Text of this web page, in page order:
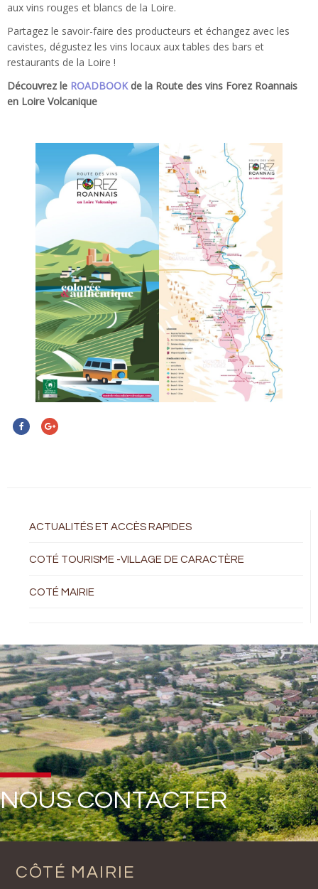
aux vins rouges et blancs de la Loire.
Partagez le savoir-faire des producteurs et échangez avec les
cavistes, dégustez les vins locaux aux tables des bars et
restaurants de la Loire !
Découvrez le ROADBOOKde la Route des vins Forez Roannais
en Loire Volcanique
ACTUALITÉS ET ACCÈS RAPIDES
COTÉ TOURISME -VILLAGE DE CARACTÈRE
COTÉ MAIRIE
NOUS CONTACTER
CÔTÉ MAIRIE